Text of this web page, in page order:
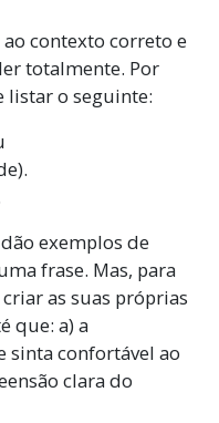
contexto correto e
totalmente. Por
o seguinte:
exemplos de
frase. Mas, para
as suas próprias
que: a) a
sinta confortável ao
clara do